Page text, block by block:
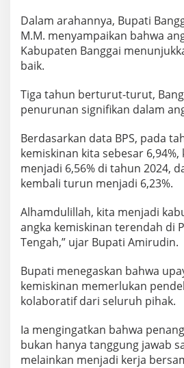
Dalam arahannya, Bupati
M.M. menyampaikan bahwa
Kabupaten Banggai
baik.
Tiga tahun berturut-turut,
penurunan signifikan dalam
Berdasarkan data BPS, pada
kemiskinan kita sebesar
menjadi 6,56% di tahun 2024,
kembali turun menjadi 6,23%.
Alhamdulillah, kita menjadi
angka kemiskinan terendah di
Tengah,” ujar Bupati Amirudin.
Bupati menegaskan bahwa
kemiskinan memerlukan
kolaboratif dari seluruh pihak.
Ia mengingatkan bahwa
bukan hanya tanggung jawab
melainkan menjadi kerja